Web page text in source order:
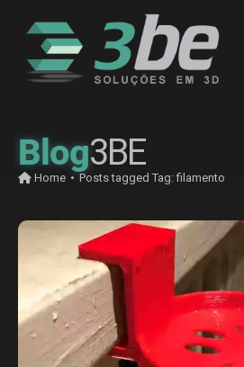
Blog3BE
Home • Posts tagged Tag:filamento